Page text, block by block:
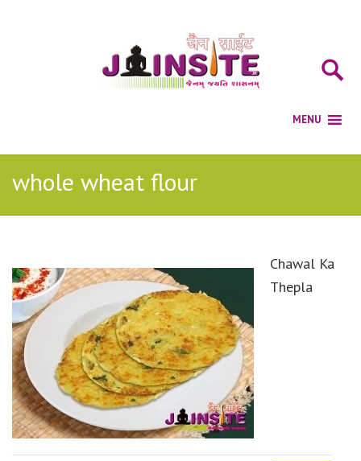
whole wheat flour
Chawal Ka
Thepla